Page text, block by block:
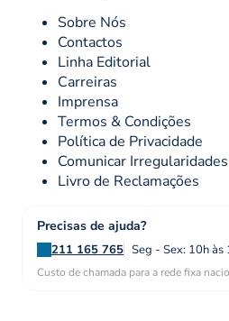
Sobre Nós
Contactos
Linha Editorial
Carreiras
Imprensa
Termos & Condições
Política de Privacidade
Comunicar Irregularidades
Livro de Reclamações
Precisas de ajuda?
211 165 765 Seg - Sex: 10h às
Custo de chamada para a rede fixa